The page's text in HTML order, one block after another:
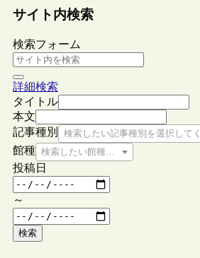
サイト内検索
検索フォーム
詳細検索
タイトル
本文
記事種別
検索したい記事種別を選択して
館種 検索したい館種を選択してください
投稿日
～
検索